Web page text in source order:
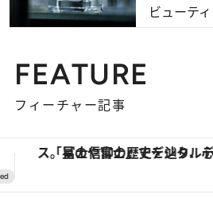
ビューテ
FEATURE
フィーチャー記事
【夏限定ディナーコース】旬を迎える稚鮎や花ズッキーニなどをイタリア・トスカーナの